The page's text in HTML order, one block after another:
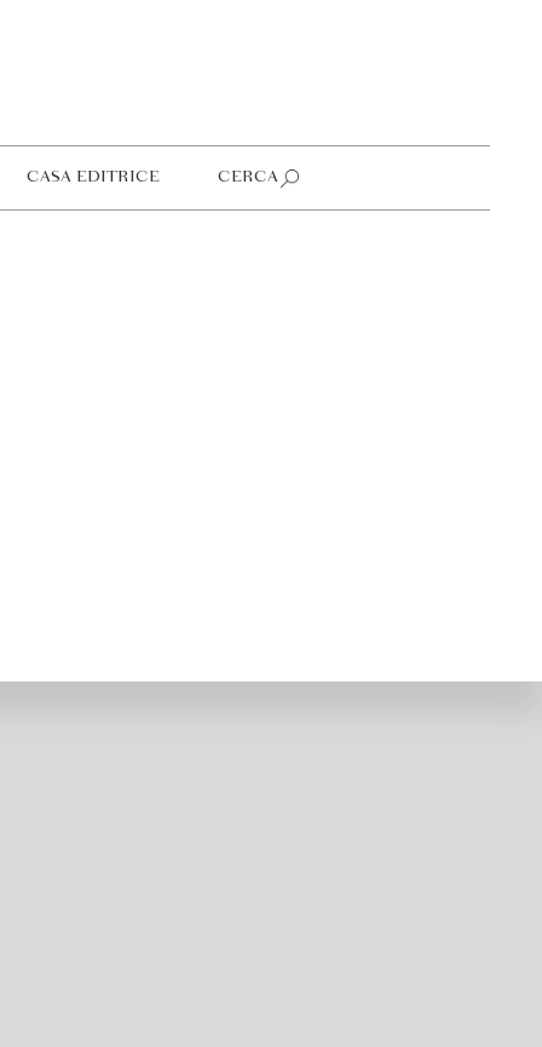
CASA EDITRICE CERCA